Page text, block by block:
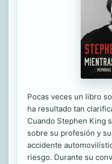
Pocas veces un libro
ha resultado tan
Cuando Stephen King
sobre su profesión y
accidente
riesgo. Durante su